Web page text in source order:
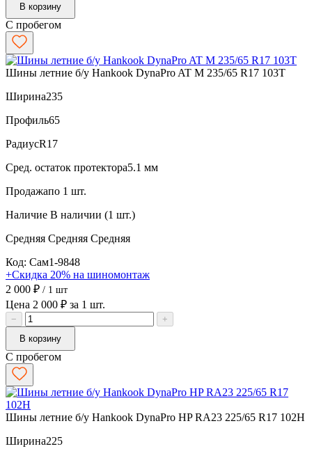
В корзину
С пробегом
Шины летние б/у Hankook DynaPro AT M 235/65 R17 103T
Ширина235
Профиль65
РадиусR17
Сред. остаток протектора5.1 мм
Продажапо 1 шт.
Наличие В наличии (1 шт.)
Средняя Средняя Средняя
Код: Сам1-9848
+Скидка 20% на шиномонтаж
2 000 ₽ / 1 шт
Цена 2 000 ₽ за 1 шт.
−
+
В корзину
С пробегом
Шины летние б/у Hankook DynaPro HP RA23 225/65 R17 102H
Ширина225